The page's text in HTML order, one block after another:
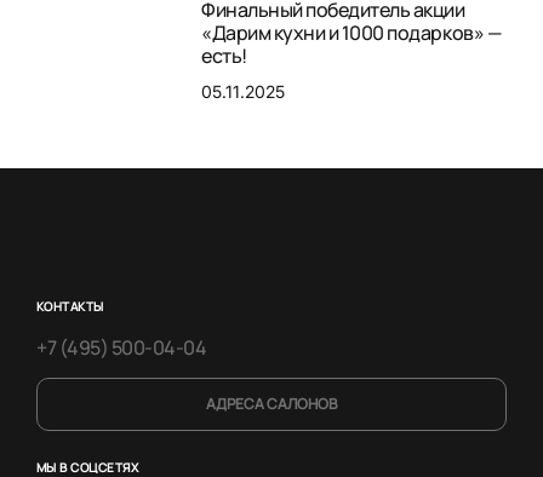
Финальный победитель акции
«Дарим кухни и 1000 подарков» —
есть!
05.11.2025
КОНТАКТЫ
+7 (495) 500-04-04
АДРЕСА САЛОНОВ
МЫ В СОЦСЕТЯХ